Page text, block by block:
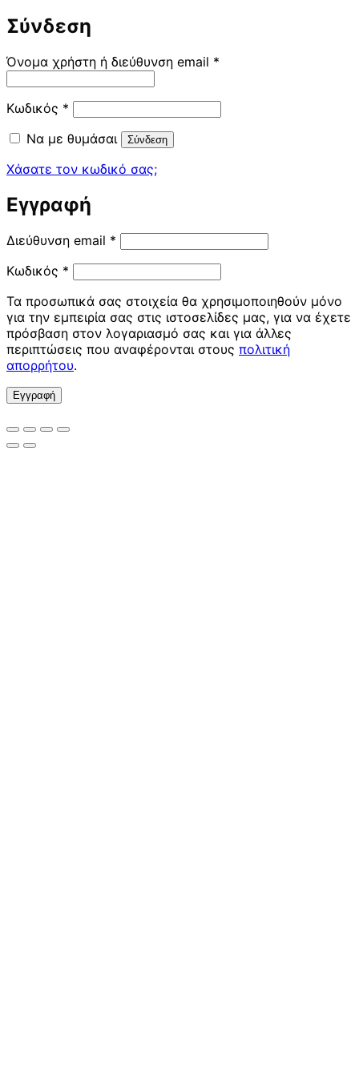
Σύνδεση
Όνομα χρήστη ή διεύθυνση email *
Κωδικός * Απαιτείται
Να με θυμάσαι
Σύνδεση
Χάσατε τον κωδικό σας;
Εγγραφή
Διεύθυνση email * Απαιτείται
Κωδικός * Απαιτείται
Τα προσωπικά σας στοιχεία θα χρησιμοποιηθούν μόνο
για την εμπειρία σας στις ιστοσελίδες μας, για να έχετε
πρόσβαση στον λογαριασμό σας και για άλλες
περιπτώσεις που αναφέρονται στους πολιτική
απορρήτου.
Εγγραφή